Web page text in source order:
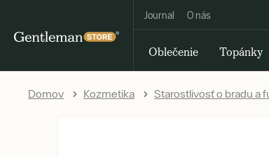
Journal O nás
Oblečenie Topánky
Domov Kozmetika Starostlivosť o bradu a